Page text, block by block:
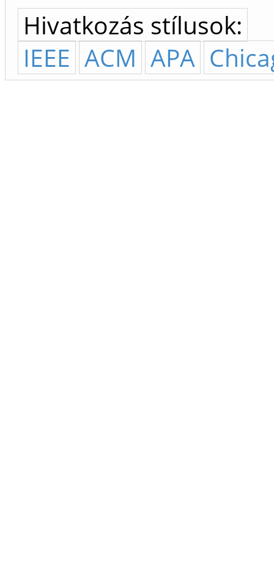
Hivatkozás stílusok:
IEEE ACM APA